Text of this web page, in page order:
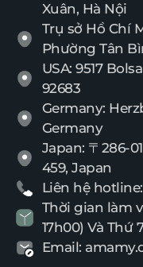
Xuân, Hà Nội
Trụ sở Hồ Chí
Phường Tân
USA: 9517
92683
Germany:
Germany
Japan: 〒286-
459, Japan
Liên hệ
Thời gian làm
17h00) Và Thứ
Email: